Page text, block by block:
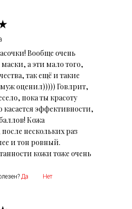
Вообще очень
а эти мало того,
так ещё и такие
оценил))))) Говлрит,
пока ты красоту
эффективности,
Кожа
нескольких раз
и тон ровный.
кожи тоже очень
Да Нет